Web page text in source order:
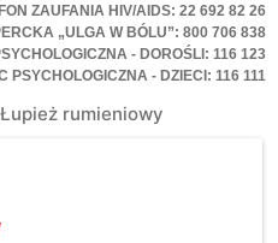
ZAUFANIA HIV/AIDS: 22 692 82 26
„ULGA W BÓLU”: 800 706 838
- DOROŚLI: 116 123
PSYCHOLOGICZNA - DZIECI: 116 111
Łupież rumieniowy